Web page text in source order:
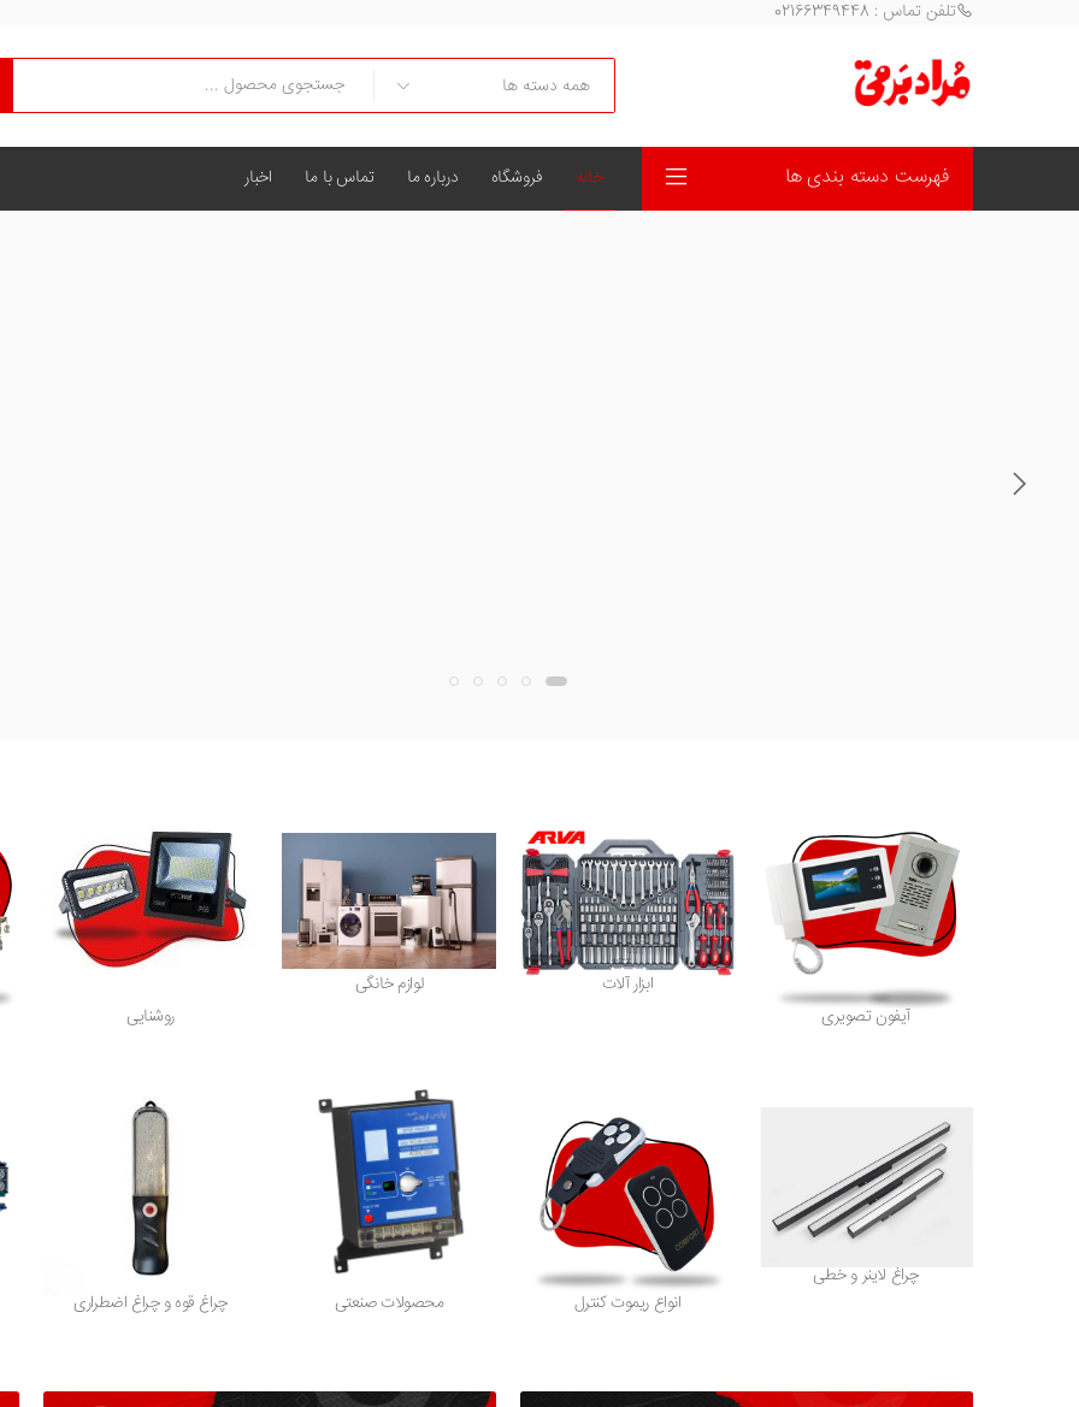
تلفن تماس : 02166349448
جستجو
فهرست دسته بندی ها خانه فروشگاه درباره ما تماس با ما اخبار
آیفون تصویری
ابزار آلات
لوازم خانگی
روشنایی
چراغ لاینر و خطی
انواع ریموت کنترل
محصولات صنعتی چراغ قوه و چراغ اضطراری